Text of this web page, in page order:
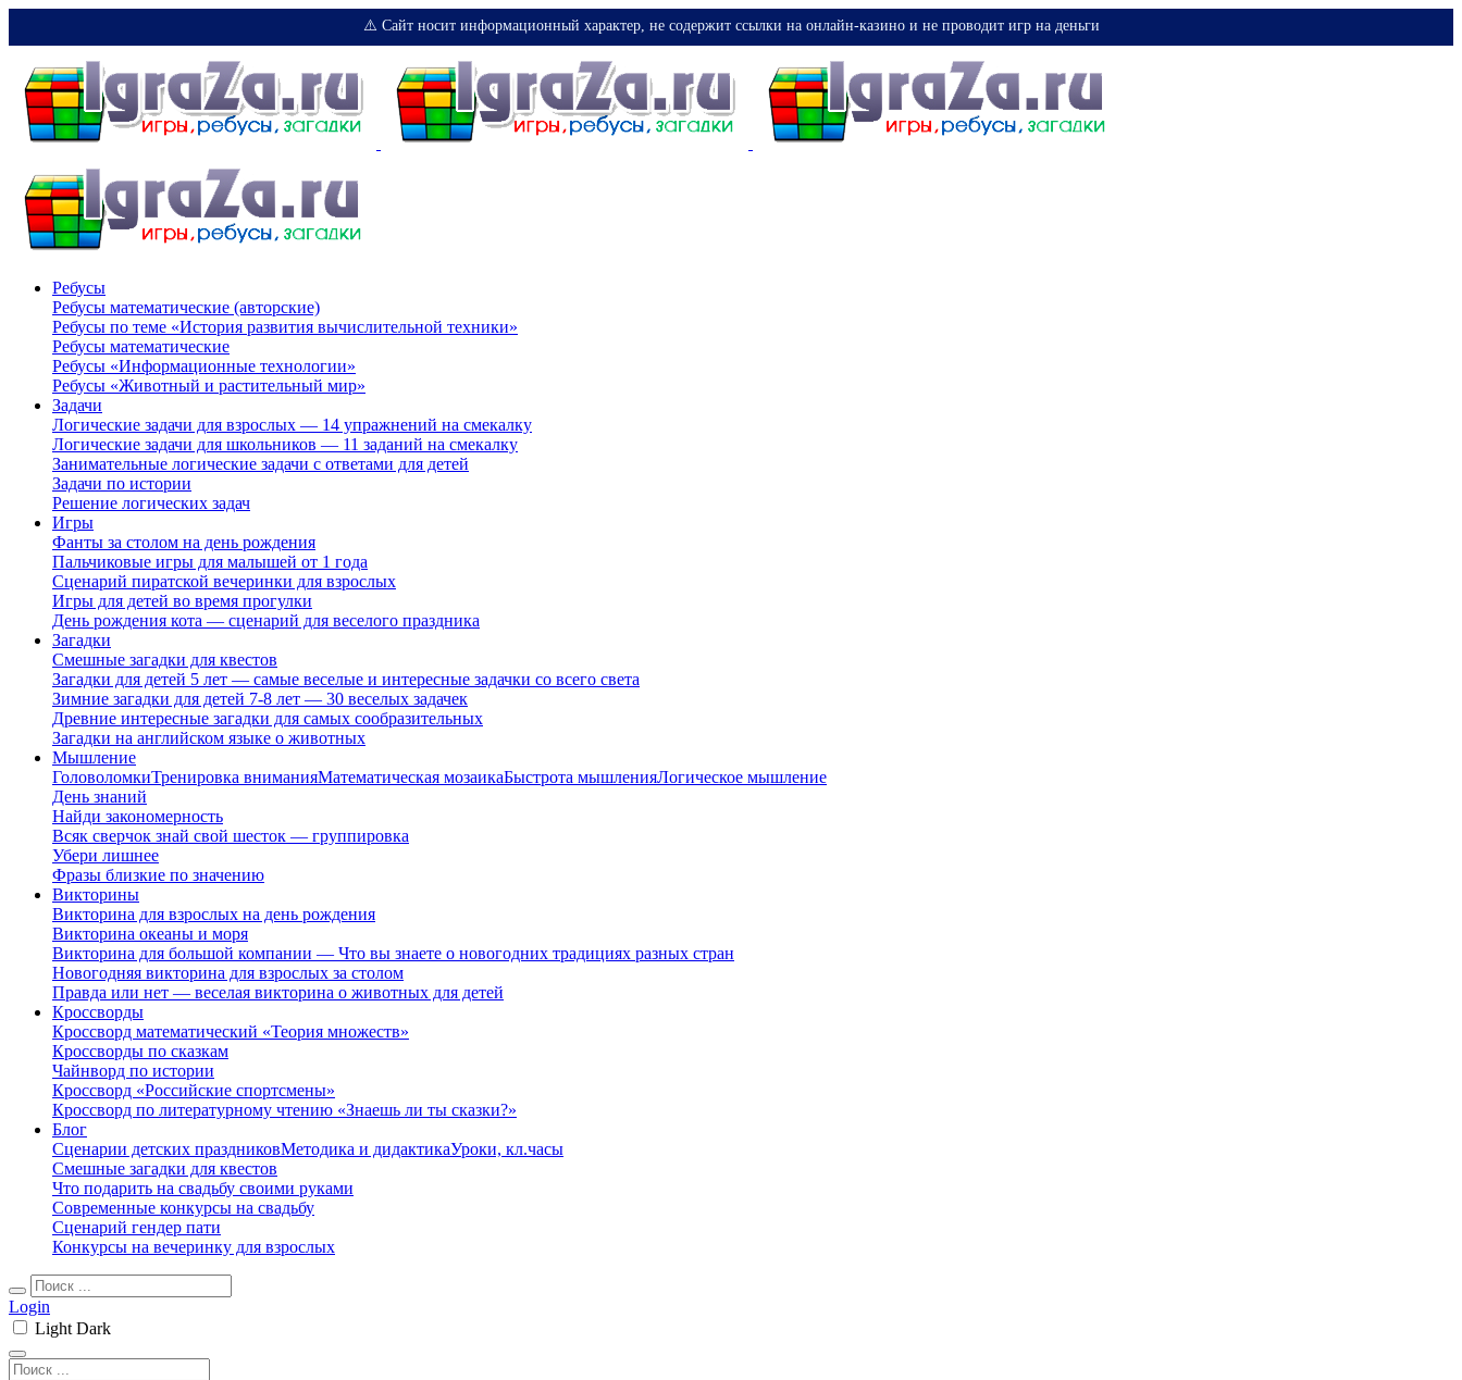
⚠️ Сайт носит информационный характер, не содержит ссылки на онлайн-казино и не проводит игр на деньги
Ребусы
Ребусы математические (авторские)
Ребусы по теме «История развития вычислительной техники»
Ребусы математические
Ребусы «Информационные технологии»
Ребусы «Животный и растительный мир»
Задачи
Логические задачи для взрослых — 14 упражнений на смекалку
Логические задачи для школьников — 11 заданий на смекалку
Занимательные логические задачи с ответами для детей
Задачи по истории
Решение логических задач
Игры
Фанты за столом на день рождения
Пальчиковые игры для малышей от 1 года
Сценарий пиратской вечеринки для взрослых
Игры для детей во время прогулки
День рождения кота — сценарий для веселого праздника
Загадки
Смешные загадки для квестов
Загадки для детей 5 лет — самые веселые и интересные задачки со всего света
Зимние загадки для детей 7-8 лет — 30 веселых задачек
Древние интересные загадки для самых сообразительных
Загадки на английском языке о животных
Мышление
ГоловоломкиТренировка вниманияМатематическая мозаикаБыстрота мышленияЛогическое мышление
День знаний
Найди закономерность
Всяк сверчок знай свой шесток — группировка
Убери лишнее
Фразы близкие по значению
Викторины
Викторина для взрослых на день рождения
Викторина океаны и моря
Викторина для большой компании — Что вы знаете о новогодних традициях разных стран
Новогодняя викторина для взрослых за столом
Правда или нет — веселая викторина о животных для детей
Кроссворды
Кроссворд математический «Теория множеств»
Кроссворды по сказкам
Чайнворд по истории
Кроссворд «Российские спортсмены»
Кроссворд по литературному чтению «Знаешь ли ты сказки?»
Блог
Сценарии детских праздниковМетодика и дидактикаУроки, кл.часы
Смешные загадки для квестов
Что подарить на свадьбу своими руками
Современные конкурсы на свадьбу
Сценарий гендер пати
Конкурсы на вечеринку для взрослых
Login
Light Dark